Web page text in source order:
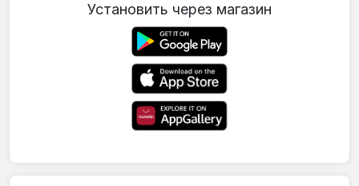
Установить через магазин